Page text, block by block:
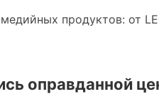
продуктов: от
оправданной